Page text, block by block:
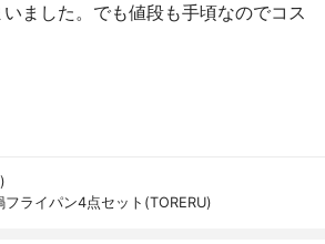
ました。でも値段も手頃なのでコス
ライパン4点セット(TORERU)